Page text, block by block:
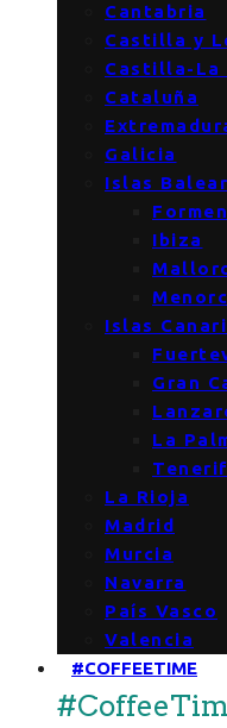
Cantabria
Castilla y
Castilla-La
Cataluña
Galicia
Islas
Ibiza
Islas
Gran
La
La Rioja
Madrid
Murcia
Navarra
País Vasco
Valencia
#COFFEETIME